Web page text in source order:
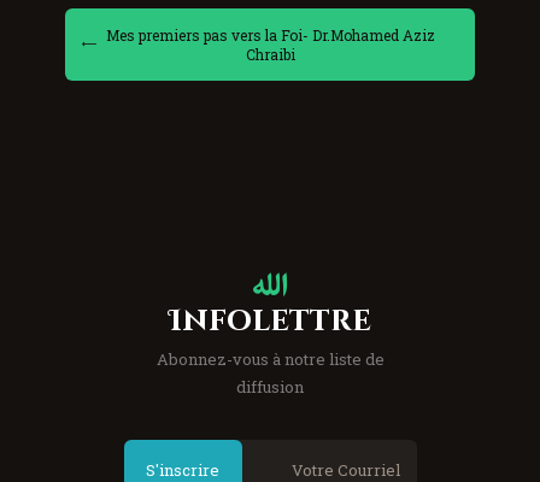
Mes premiers pas vers la Foi- Dr.Mohamed Aziz
Chraibi
Infolettre
Abonnez-vous à notre liste de
diffusion
S'inscrire